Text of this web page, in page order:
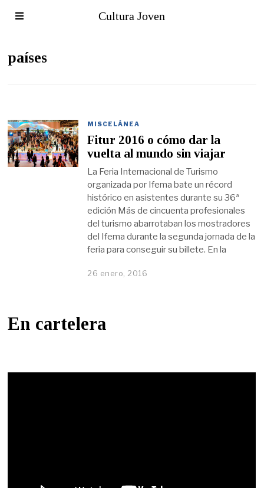
Cultura Joven
países
MISCELÁNEA
Fitur 2016 o cómo dar la
vuelta al mundo sin viajar
La Feria Internacional de Turismo
organizada por Ifema bate un récord
histórico en asistentes durante su 36ª
edición Más de cincuenta profesionales
del turismo abarrotaban los mostradores
del Ifema durante la segunda jornada de la
feria para conseguir su billete. En la
26 enero, 2016
En cartelera